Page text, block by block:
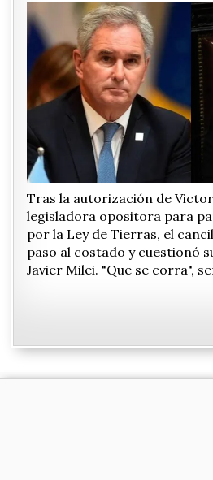
Tras la autorización de
legisladora opositora para
por la Ley de Tierras, el
paso al costado y cuestionó
Javier Milei. "Que se corra",